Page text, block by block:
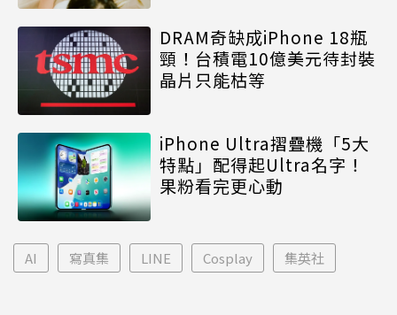
DRAM奇缺成iPhone 18瓶
頸！台積電10億美元待封裝
晶片只能枯等
iPhone Ultra摺疊機「5大
特點」配得起Ultra名字！
果粉看完更心動
AI 寫真集 LINE Cosplay 集英社